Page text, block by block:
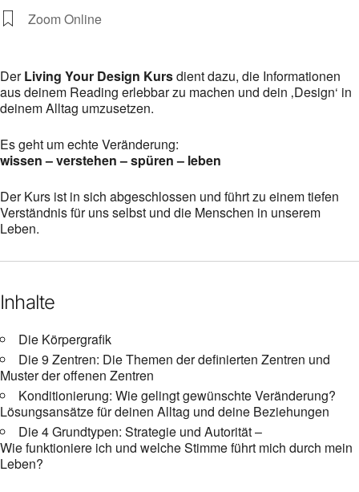
Zoom Online
DerLiving Your Design Kursdient dazu, die Informationen
aus deinem Reading erlebbar zu machen und dein ‚Design‘ in
deinem Alltag umzusetzen.
Es geht um echte Veränderung:
wissen – verstehen – spüren – leben
Der Kurs ist in sich abgeschlossen und führt zu einem tiefen
Verständnis für uns selbst und die Menschen in unserem
Leben.
Inhalte
Die Körpergrafik
Die 9 Zentren: Die Themen der definierten Zentren und
Muster der offenen Zentren
Konditionierung: Wie gelingt gewünschte Veränderung?
Lösungsansätze für deinen Alltag und deine Beziehungen
Die 4 Grundtypen: Strategie und Autorität –
Wie funktioniere ich und welche Stimme führt mich durch mein
Leben?